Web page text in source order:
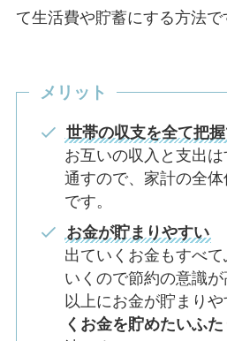
て生活費や貯蓄にする方法で
メリット
世帯の収支を全て把
お互いの収入と支出
通すので、家計の全
です。
お金が貯まりやすい
出ていくお金もすべ
いくので節約の意識
以上にお金が貯まりや
くお金を貯めたいふ